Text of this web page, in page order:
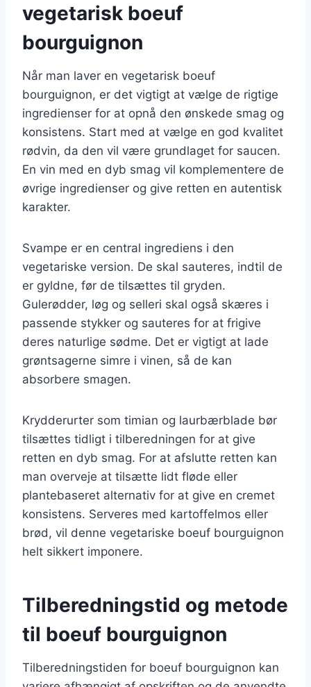
vegetarisk boeuf
bourguignon
Når man laver en vegetarisk boeuf
bourguignon, er det vigtigt at vælge de rigtige
ingredienser for at opnå den ønskede smag og
konsistens. Start med at vælge en god kvalitet
rødvin, da den vil være grundlaget for saucen.
En vin med en dyb smag vil komplementere de
øvrige ingredienser og give retten en autentisk
karakter.
Svampe er en central ingrediens i den
vegetariske version. De skal sauteres, indtil de
er gyldne, før de tilsættes til gryden.
Gulerødder, løg og selleri skal også skæres i
passende stykker og sauteres for at frigive
deres naturlige sødme. Det er vigtigt at lade
grøntsagerne simre i vinen, så de kan
absorbere smagen.
Krydderurter som timian og laurbærblade bør
tilsættes tidligt i tilberedningen for at give
retten en dyb smag. For at afslutte retten kan
man overveje at tilsætte lidt fløde eller
plantebaseret alternativ for at give en cremet
konsistens. Serveres med kartoffelmos eller
brød, vil denne vegetariske boeuf bourguignon
helt sikkert imponere.
Tilberedningstid og metode
til boeuf bourguignon
Tilberedningstiden for boeuf bourguignon kan